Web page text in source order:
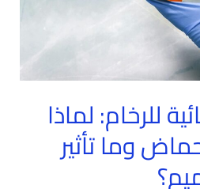
للرخام: لماذا
وما تأثير